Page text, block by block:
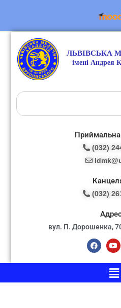
Приймальна
(032)
(032)
вул. П. Дорошенка,